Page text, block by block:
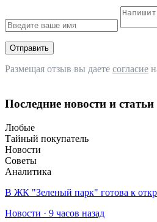
Отправить
Размещая отзыв вы даете согласие
Последние новости и статьи
Любые
Тайный покупатель
Новости
Советы
Аналитика
В ЖК "Зеленый парк" готова к
Новости · 9 часов назад